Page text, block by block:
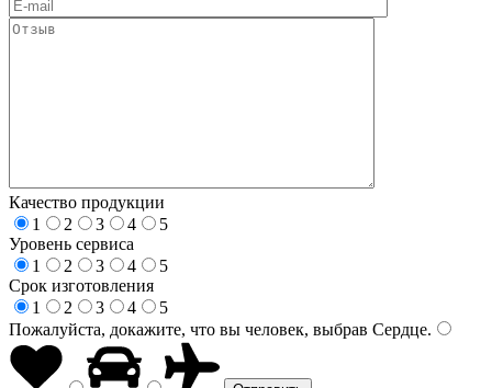
Качество продукции
1
2 3 4
5
Уровень сервиса
1
2 3 4
5
Срок изготовления
1
2 3 4
5
Пожалуйста, докажите, что вы человек, выбрав Сердце.